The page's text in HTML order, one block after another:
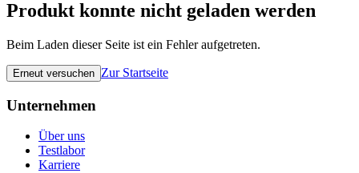
Produkt konnte nicht geladen werden
Beim Laden dieser Seite ist ein Fehler aufgetreten.
Erneut versuchen Zur Startseite
Unternehmen
Über uns
Testlabor
Karriere